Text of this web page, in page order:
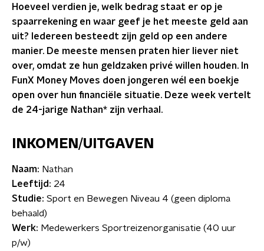
Hoeveel verdien je, welk bedrag staat er op je
spaarrekening en waar geef je het meeste geld aan
uit? Iedereen besteedt zijn geld op een andere
manier. De meeste mensen praten hier liever niet
over, omdat ze hun geldzaken privé willen houden. In
FunX Money Moves doen jongeren wél een boekje
open over hun financiële situatie. Deze week vertelt
de 24-jarige Nathan* zijn verhaal.
INKOMEN/UITGAVEN
Naam: Nathan
Leeftijd: 24
Studie: Sport en Bewegen Niveau 4 (geen diploma
behaald)
Werk: Medewerkers Sportreizenorganisatie (40 uur
p/w)